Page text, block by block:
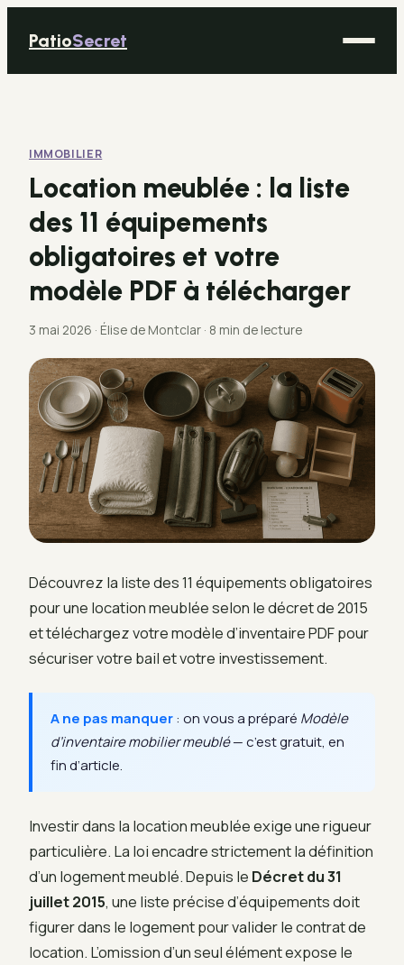
PatioSecret
Bricolage
Déco
Immobilier
Jardinage
IMMOBILIER
Location meublée : la liste
des 11 équipements
obligatoires et votre
modèle PDF à télécharger
3 mai 2026 · Élise de Montclar · 8 min de lecture
Découvrez la liste des 11 équipements obligatoires
pour une location meublée selon le décret de 2015
et téléchargez votre modèle d’inventaire PDF pour
sécuriser votre bail et votre investissement.
A ne pas manquer: on vous a préparé Modèle
d’inventaire mobilier meublé— c’est gratuit, en
fin d’article.
Investir dans la location meublée exige une rigueur
particulière. La loi encadre strictement la définition
d’un logement meublé. Depuis le Décret du 31
juillet 2015, une liste précise d’équipements doit
figurer dans le logement pour valider le contrat de
location. L’omission d’un seul élément expose le